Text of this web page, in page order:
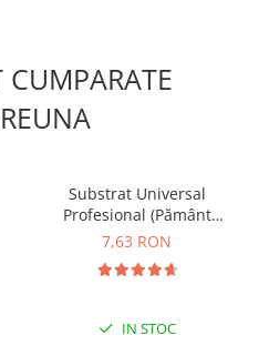
CUMPARATE
Substrat Universal
Profesional (Pământ
Premium) - 5 L
7,63 RON
IN STOC